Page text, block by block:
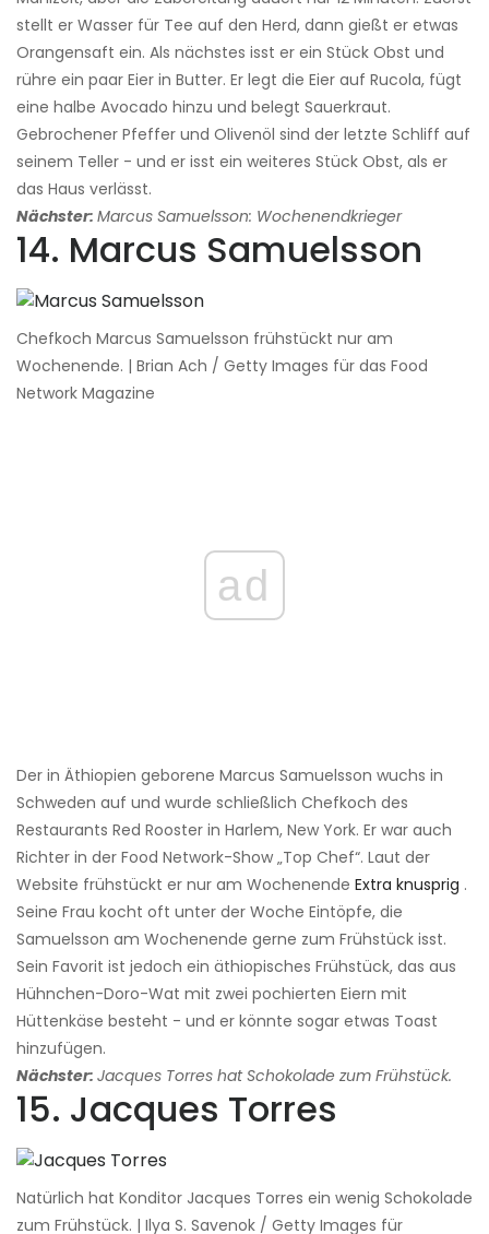
stellt er Wasser für Tee auf den Herd, dann gießt er etwas
Orangensaft ein. Als nächstes isst er ein Stück Obst und
rühre ein paar Eier in Butter. Er legt die Eier auf Rucola, fügt
eine halbe Avocado hinzu und belegt Sauerkraut.
Gebrochener Pfeffer und Olivenöl sind der letzte Schliff auf
seinem Teller - und er isst ein weiteres Stück Obst, als er
das Haus verlässt.
Nächster: Marcus Samuelsson: Wochenendkrieger
14. Marcus Samuelsson
Chefkoch Marcus Samuelsson frühstückt nur am
Wochenende. | Brian Ach / Getty Images für das Food
Network Magazine
ad
Der in Äthiopien geborene Marcus Samuelsson wuchs in
Schweden auf und wurde schließlich Chefkoch des
Restaurants Red Rooster in Harlem, New York. Er war auch
Richter in der Food Network-Show „Top Chef“. Laut der
Website frühstückt er nur am Wochenende Extra knusprig .
Seine Frau kocht oft unter der Woche Eintöpfe, die
Samuelsson am Wochenende gerne zum Frühstück isst.
Sein Favorit ist jedoch ein äthiopisches Frühstück, das aus
Hühnchen-Doro-Wat mit zwei pochierten Eiern mit
Hüttenkäse besteht - und er könnte sogar etwas Toast
hinzufügen.
Nächster: Jacques Torres hat Schokolade zum Frühstück.
15. Jacques Torres
Natürlich hat Konditor Jacques Torres ein wenig Schokolade
zum Frühstück. | Ilya S. Savenok / Getty Images für